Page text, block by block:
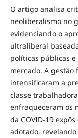
O artigo analisa
neoliberalismo no
evidenciando o
ultraliberal
políticas públicas
mercado. A
intensificaram a
classe
enfraqueceram os
da COVID-19
adotado,